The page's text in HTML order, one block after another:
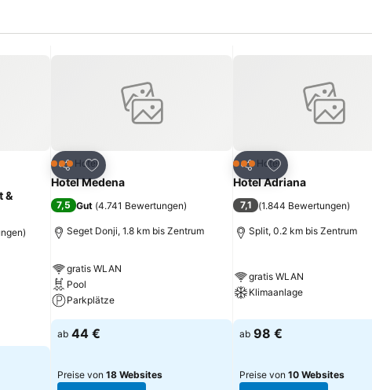
Hotel kostenfrei. Die Mahlzeiten werden im malerisch
Auch eine Bar ist vorhanden. Der Yachthafen Navigare Seget
&
)
Teilen
Zu Favoriten hinzufügen
3 SterneHotel
Hotel Medena
7,5 Gut (4.741 Bewertungen)
Seget Donji, 1.8 km bis Zentrum
gratis WLAN
Pool
Parkplätze
ab 44 €
Preise von 18 Websites
Teilen
Zu Favoriten
3 SterneHotel
Hotel Adriana
7,1 (1.844 Bewertungen)
Split, 0.2 km bis Zentrum
gratis WLAN
Klimaanlage
ab 98 €
Preise von 10 Websites